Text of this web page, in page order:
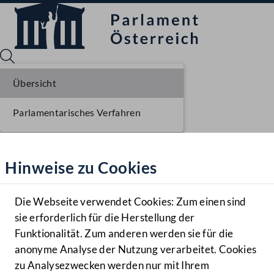
Hilfe
Benutzer
Navigationsmenü öffnen
MENÜ
Hinweise zu Cookies
Die Webseite verwendet Cookies: Zum einen sind
sie erforderlich für die Herstellung der
Funktionalität. Zum anderen werden sie für die
anonyme Analyse der Nutzung verarbeitet. Cookies
zu Analysezwecken werden nur mit Ihrem
Übersicht
Parlamentarisches Verfahren